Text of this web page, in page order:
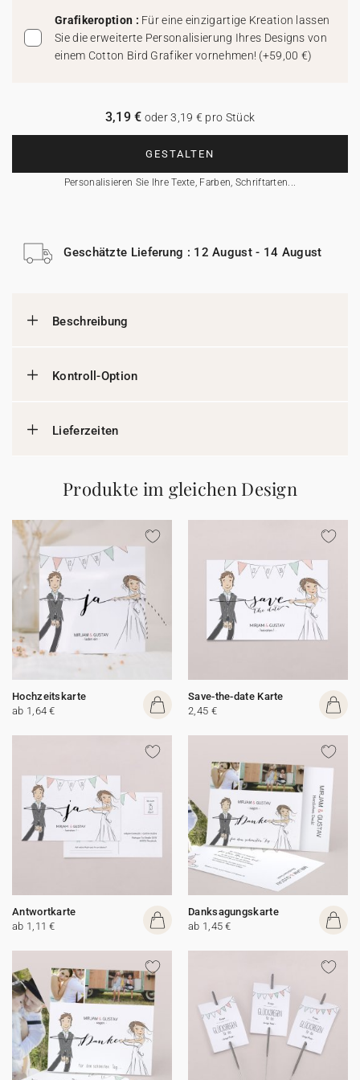
Grafikeroption : Für eine einzigartige Kreation lassen
Sie die erweiterte Personalisierung Ihres Designs von
einem Cotton Bird Grafiker vornehmen! (+59,00 €)
GESTALTEN
Personalisieren Sie Ihre Texte, Farben, Schriftarten...
3,19 € oder 3,19 € pro Stück
Geschätzte Lieferung : 12 August - 14 August
Beschreibung
Kontroll-Option
Lieferzeiten
Produkte im gleichen Design
Hochzeitskarte
ab 1,64 €
Save-the-date Karte
2,45 €
Antwortkarte
ab 1,11 €
Danksagungskarte
ab 1,45 €